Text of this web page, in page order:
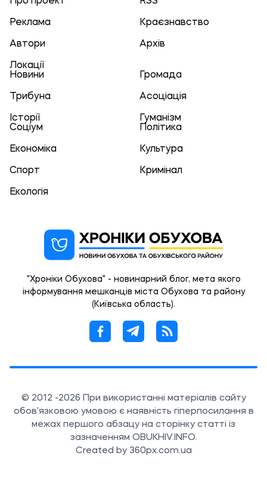
Реклама Краєзнавство
Автори Архів
Локації
Новини
Громада
Трибуна Асоціація
Історії
Гуманізм
Соціум
Політика
Економіка Культура
Спорт Кримінал
Екологія
"Хроніки Обухова" - новинарний блог, мета якого
інформування мешканців міста Обухова та району
(Київська область).
© 2012 -2026 При використанні матеріалів сайту
обов'язковою умовою є наявність гіперпосилання в
межах першого абзацу на сторінку статті із
зазначенням OBUKHIV.INFO.
Created by 360px.com.ua